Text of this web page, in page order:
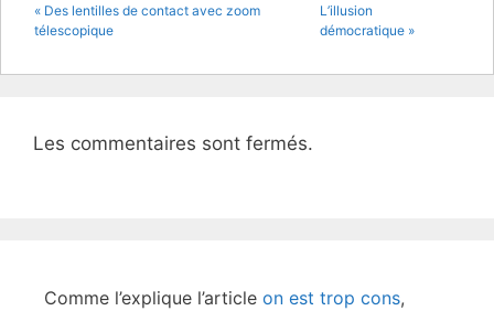
o
o
« Des lentilles de contact avec zoom
télescopique
L’illusion
démocratique »
Les commentaires sont fermés.
Comme l’explique l’article on est trop cons,